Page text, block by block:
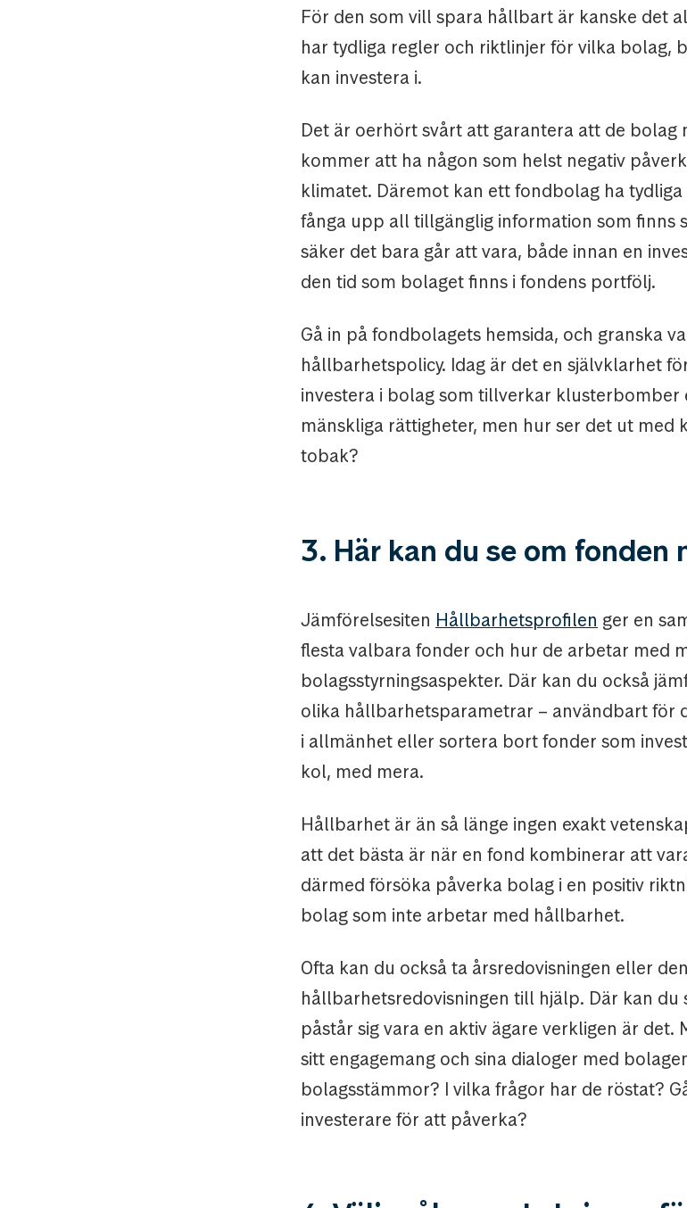
För den som vill spara hållbart är kanske det
har tydliga regler och riktlinjer för vilka bolag,
kan investera i.
Det är oerhört svårt att garantera att de bolag
kommer att ha någon som helst negativ
klimatet. Däremot kan ett fondbolag ha
fånga upp all tillgänglig information som finns
säker det bara går att vara, både innan en
den tid som bolaget finns i fondens portfölj.
Gå in på fondbolagets hemsida, och granska
hållbarhetspolicy. Idag är det en självklarhet
investera i bolag som tillverkar
mänskliga rättigheter, men hur ser det ut med
tobak?
3. Här kan du se om fonden
Jämförelsesiten Hållbarhetsprofilen ger en
flesta valbara fonder och hur de arbetar med
bolagsstyrningsaspekter. Där kan du också
olika hållbarhetsparametrar – användbart för
i allmänhet eller sortera bort fonder som
kol, med mera.
Hållbarhet är än så länge ingen exakt
att det bästa är när en fond kombinerar att
därmed försöka påverka bolag i en positiv
bolag som inte arbetar med hållbarhet.
Ofta kan du också ta årsredovisningen eller
hållbarhetsredovisningen till hjälp. Där kan du
påstår sig vara en aktiv ägare verkligen är det.
sitt engagemang och sina dialoger med
bolagsstämmor? I vilka frågor har de röstat?
investerare för att påverka?